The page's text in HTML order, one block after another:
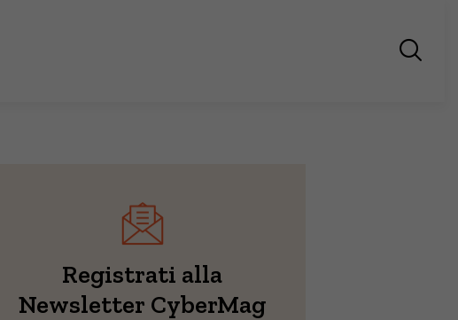
Registrati alla
Newsletter CyberMag